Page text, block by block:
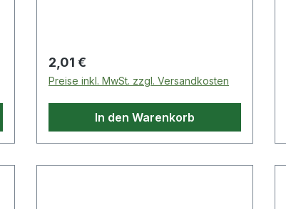
Regulärer Preis:
2,01 €
Preise inkl. MwSt. zzgl. Versandkosten
In den Warenkorb